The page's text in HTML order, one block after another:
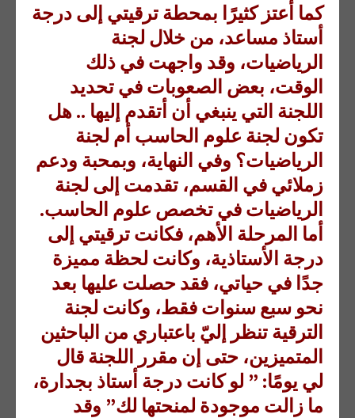
كما أعتز كثيرًا بمحطة ترقيتي إلى درجة
أستاذ مساعد، من خلال لجنة
الرياضيات، وقد واجهت في ذلك
الوقت، بعض الصعوبات في تحديد
اللجنة التي ينبغي أن أتقدم إليها .. هل
تكون لجنة علوم الحاسب أم لجنة
الرياضيات؟ وفي النهاية، وبمحبة ودعم
زملائي في القسم، تقدمت إلى لجنة
الرياضيات في تخصص علوم الحاسب.
أما المرحلة الأهم، فكانت ترقيتي إلى
درجة الأستاذية، وكانت لحظة مميزة
جدًا في حياتي، فقد حصلت عليها بعد
نحو سبع سنوات فقط، وكانت لجنة
الترقية تنظر إليّ باعتباري من الباحثين
المتميزين، حتى إن مقرر اللجنة قال
لي يومًا: ” لو كانت درجة أستاذ بجدارة،
ما زالت موجودة لمنحتها لك” وقد